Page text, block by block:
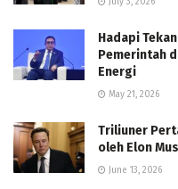
Hadapi
Pemerintah
Energi
May 21, 2026
Triliuner
oleh Elon
June 13, 2026